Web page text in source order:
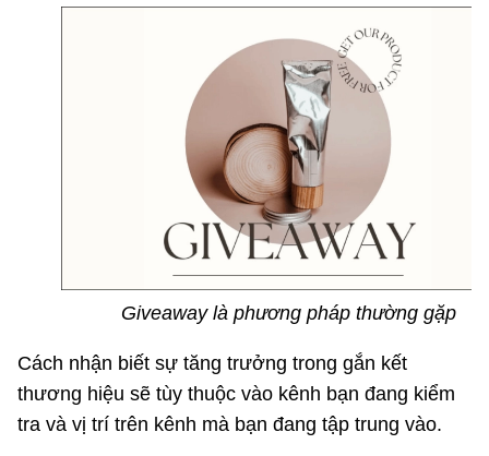
Giveaway là phương pháp thường gặp
Cách nhận biết sự tăng trưởng trong gắn kết
thương hiệu sẽ tùy thuộc vào kênh bạn đang kiểm
tra và vị trí trên kênh mà bạn đang tập trung vào.